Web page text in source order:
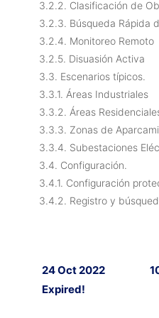
3.2.2. Clasificación de
3.2.3. Búsqueda Rápida
3.2.4. Monitoreo Remoto
3.2.5. Disuasión Activa
3.3. Escenarios típicos.
3.3.1. Áreas Industriales
3.3.2. Áreas
3.3.3. Zonas de
3.3.4. Subestaciones
3.4. Configuración.
3.4.1. Configuración
3.4.2. Registro y
24 Oct 2022
Expired!